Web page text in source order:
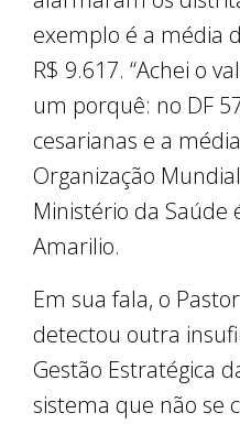
exemplo é a média
R$ 9.617. “Achei o
um porquê: no DF
cesarianas e a
Organização
Ministério da Saúde
Amarilio.
Em sua fala, o
detectou outra
Gestão Estratégica
sistema que não se